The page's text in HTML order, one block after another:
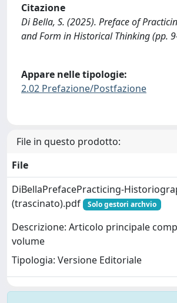
Citazione
Di Bella, S. (2025). Preface of
and Form in Historical Thinking (pp.
Appare nelle tipologie:
2.02 Prefazione/Postfazione
File in questo prodotto:
File
DiBellaPrefacePracticing-
(trascinato).pdf
Solo gestori archvio
Descrizione: Articolo principale
volume
Tipologia: Versione Editoriale